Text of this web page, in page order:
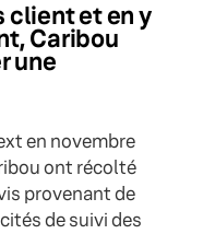
client et en y
Caribou
une
en novembre
ont récolté
provenant de
de suivi des